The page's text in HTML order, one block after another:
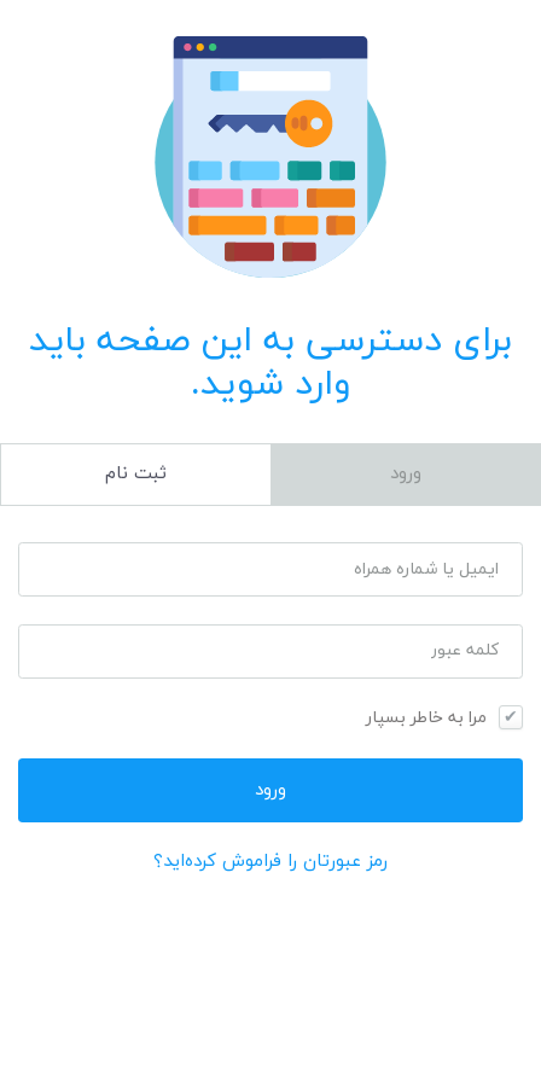
برای دسترسی به این صفحه باید
وارد شوید.
ورود ثبت نام
ایمیل یا شماره همراه
کلمه عبور
مرا به خاطر بسپار
رمز عبورتان را فراموش کرده‌اید؟